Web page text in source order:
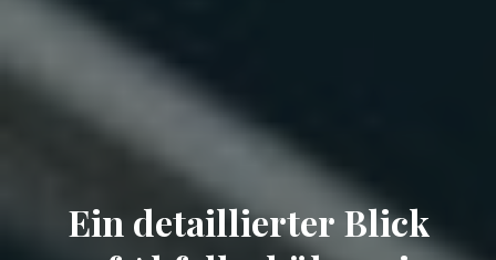
Ein detaillierter Blick